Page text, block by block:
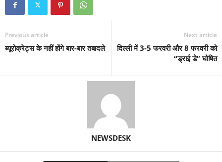
Previous article
ब्यूरोक्रेट्स के नहीं होंगे बार-बार तबादले
Next article
दिल्ली में 3-5 फरवरी और 8 फरवरी को
“ड्राई डे” घोषित
NEWSDESK